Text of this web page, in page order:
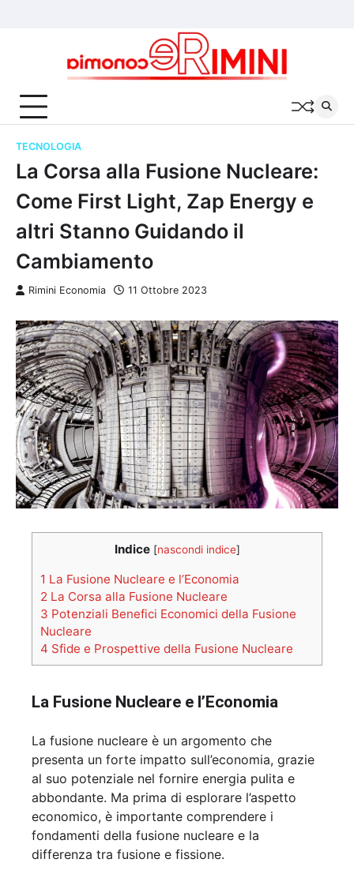
siamo
Policy
Policy
TECNOLOGIA
La Corsa alla Fusione Nucleare:
Come First Light, Zap Energy e
altri Stanno Guidando il
Cambiamento
Rimini Economia 11 Ottobre 2023
Indice [nascondi indice]
1 La Fusione Nucleare e l’Economia
2 La Corsa alla Fusione Nucleare
3 Potenziali Benefici Economici della Fusione
Nucleare
4 Sfide e Prospettive della Fusione Nucleare
La Fusione Nucleare e l’Economia
La fusione nucleare è un argomento che
presenta un forte impatto sull’economia, grazie
al suo potenziale nel fornire energia pulita e
abbondante. Ma prima di esplorare l’aspetto
economico, è importante comprendere i
fondamenti della fusione nucleare e la
differenza tra fusione e fissione.